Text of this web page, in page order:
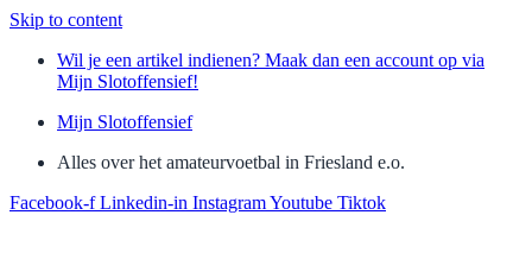
Skip to content
Wil je een artikel indienen? Maak dan een account op via
Mijn Slotoffensief!
Mijn Slotoffensief
Alles over het amateurvoetbal in Friesland e.o.
Facebook-f Linkedin-in InstagramYoutube Tiktok